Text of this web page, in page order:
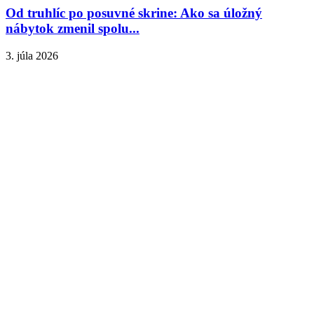
Od truhlíc po posuvné skrine: Ako sa úložný
nábytok zmenil spolu...
3. júla 2026